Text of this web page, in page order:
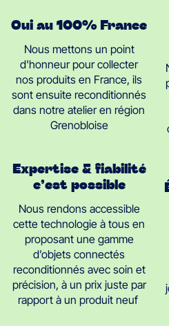
Oui au 100% France
Nous mettons un point
d'honneur pour collecter
nos produits en France, ils
sont ensuite reconditionnés
dans notre atelier en région
Grenobloise
Expertise & fiabilité
c’est possible
Nous rendons accessible
cette technologie à tous en
proposant une gamme
d’objets connectés
reconditionnés avec soin et
précision, à un prix juste par
rapport à un produit neuf